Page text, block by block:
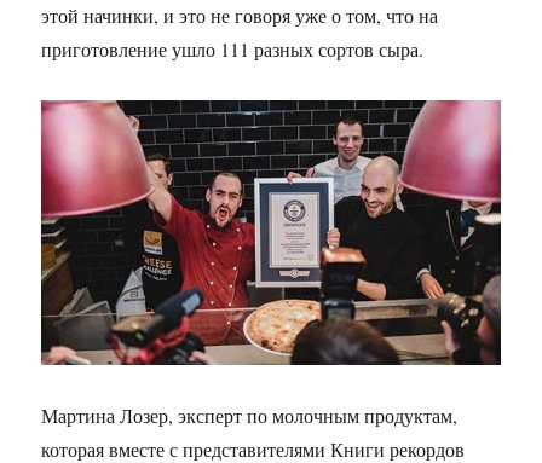
этой начинки, и это не говоря уже о том, что на
приготовление ушло 111 разных сортов сыра.
Мартина Лозер, эксперт по молочным продуктам,
которая вместе с представителями Книги рекордов